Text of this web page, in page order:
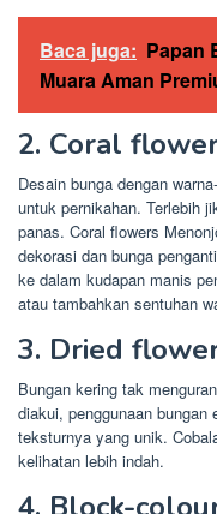
Baca juga: Papan
Muara Aman
2. Coral
Desain bunga dengan
untuk pernikahan. Terlebih
panas. Coral flowers
dekorasi dan bunga
ke dalam kudapan manis
atau tambahkan sentuhan
3. Dried
Bungan kering tak
diakui, penggunaan
teksturnya yang unik.
kelihatan lebih indah.